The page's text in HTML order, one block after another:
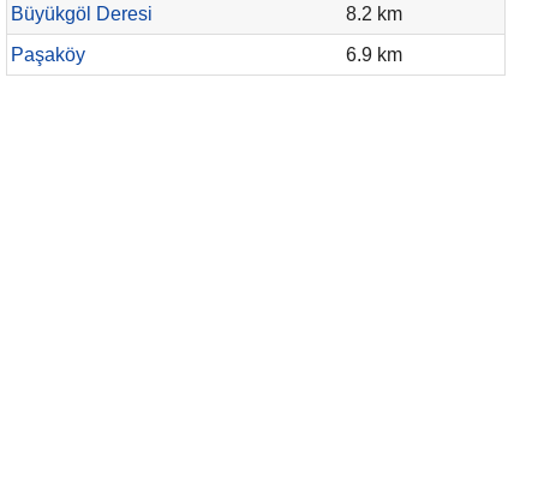
Büyükgöl Deresi
8.2 km
Paşaköy
6.9 km